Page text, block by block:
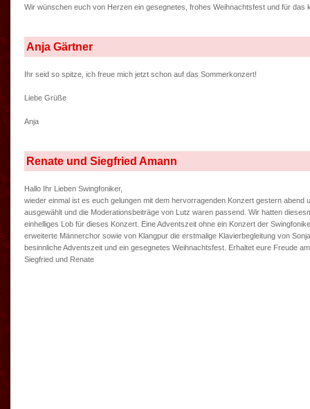
Wir wünschen euch von Herzen ein gesegnetes, frohes Weihnachtsfest und für
Anja Gärtner
Ihr seid so spitze, ich freue mich jetzt schon auf das Sommerkonzert!
Liebe Grüße
Anja
Renate und Siegfried Amann
Hallo Ihr Lieben Swingfoniker,
wieder einmal ist es euch gelungen mit dem hervorragenden Konzert gestern
ausgewählt und die Moderationsbeiträge von Lutz waren passend. Wir hatten
einhelliges Lob für dieses Konzert. Eine Adventszeit ohne ein Konzert der
erweiterte Männerchor sowie von Klangpur die erstmalige Klavierbegleitung von
besinnliche Adventszeit und ein gesegnetes Weihnachtsfest. Erhaltet eure Freude
Siegfried und Renate